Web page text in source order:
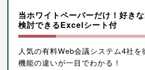
当ホワイトペーパーだけ！好き
検討できるExcelシート付
人気の有料Web会議システム4社
機能の違いが一目でわかる！